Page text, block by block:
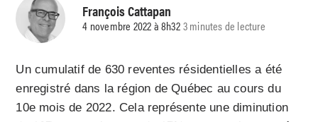
François Cattapan
4 novembre 2022 à 8h323 minutes de lecture
Un cumulatif de 630 reventes résidentielles a été
enregistré dans la région de Québec au cours du
10e mois de 2022. Cela représente une diminution